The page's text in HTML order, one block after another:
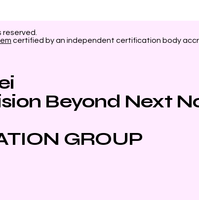
reserved.
certified by an independent certification body
Beyond Next
GROUP